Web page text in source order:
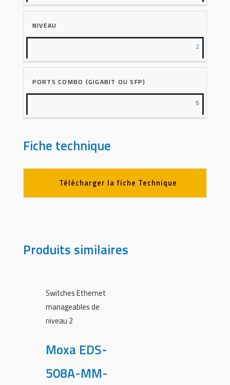
NIVEAU
2
PORTS COMBO (GIGABIT OU SFP)
5
Fiche technique
Télécharger la fiche Technique
Produits similaires
Switches Ethernet
manageables de
niveau 2
Moxa EDS-
508A-MM-